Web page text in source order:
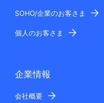
SOHO/企業のお客さま
個人のお客さま
企業情報
会社概要